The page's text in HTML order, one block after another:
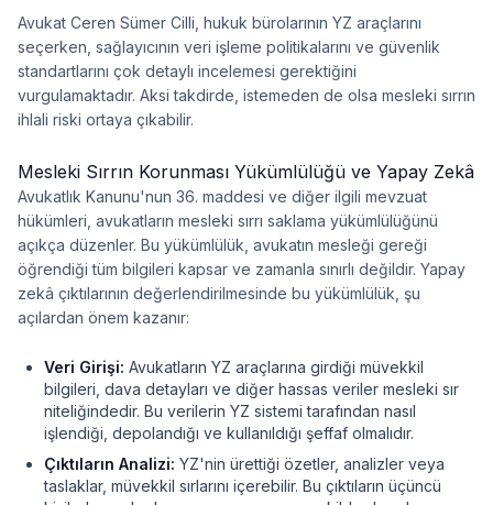
Avukat Ceren Sümer Cilli, hukuk bürolarının YZ araçlarını
seçerken, sağlayıcının veri işleme politikalarını ve güvenlik
standartlarını çok detaylı incelemesi gerektiğini
vurgulamaktadır. Aksi takdirde, istemeden de olsa mesleki sırrın
ihlali riski ortaya çıkabilir.
Mesleki Sırrın Korunması Yükümlülüğü ve Yapay Zekâ
Avukatlık Kanunu'nun 36. maddesi ve diğer ilgili mevzuat
hükümleri, avukatların mesleki sırrı saklama yükümlülüğünü
açıkça düzenler. Bu yükümlülük, avukatın mesleği gereği
öğrendiği tüm bilgileri kapsar ve zamanla sınırlı değildir. Yapay
zekâ çıktılarının değerlendirilmesinde bu yükümlülük, şu
açılardan önem kazanır:
Veri Girişi: Avukatların YZ araçlarına girdiği müvekkil
bilgileri, dava detayları ve diğer hassas veriler mesleki sır
niteliğindedir. Bu verilerin YZ sistemi tarafından nasıl
işlendiği, depolandığı ve kullanıldığı şeffaf olmalıdır.
Çıktıların Analizi: YZ'nin ürettiği özetler, analizler veya
taslaklar, müvekkil sırlarını içerebilir. Bu çıktıların üçüncü